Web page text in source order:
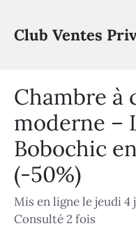
contenu
Club Ventes
Chambre à
moderne –
Bobochic
(-50%)
Mis en ligne le jeudi 4
Consulté 2 fois